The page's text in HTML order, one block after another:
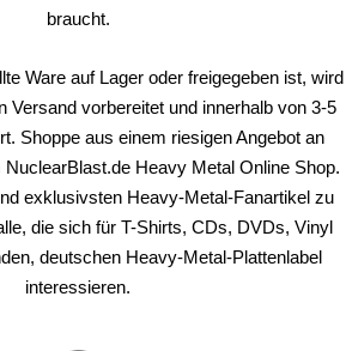
braucht.
Ware auf Lager oder freigegeben ist, wird
Versand vorbereitet und innerhalb von 3-5
Shoppe aus einem riesigen Angebot an
Heavy Metal Online Shop.
exklusivsten Heavy-Metal-Fanartikel zu
die sich für T-Shirts, CDs, DVDs, Vinyl
deutschen Heavy-Metal-Plattenlabel
interessieren.